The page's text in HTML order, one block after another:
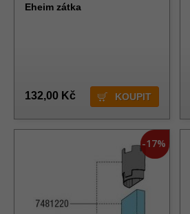
Eheim zátka
132,00 Kč
-17%